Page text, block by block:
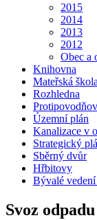
2015
2014
2013
2012
Obec a
Knihovna
Mateřská
Rozhledna
Územní plán
Kanalizace v
Strategický
Sběrný dvůr
Hřbitovy
Bývalé
Svoz odpadu